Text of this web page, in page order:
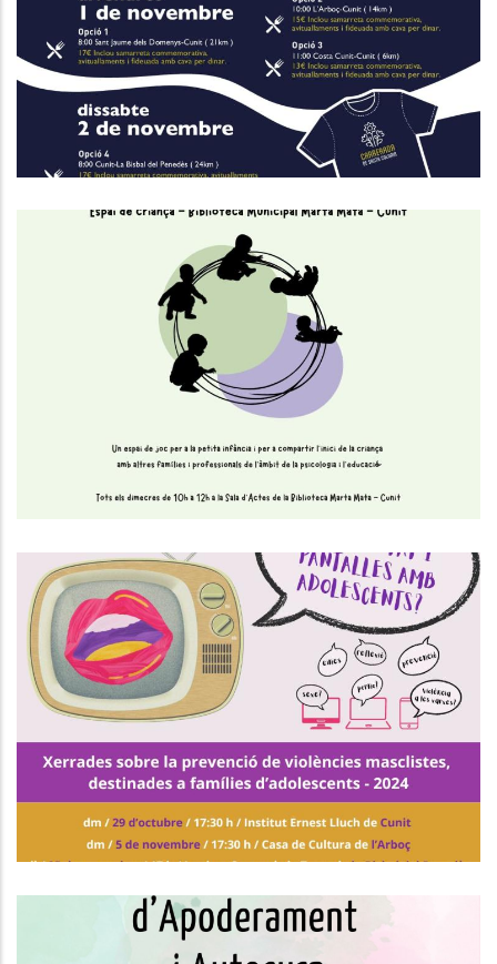
Santa Coloma
Turisme
S'obre El Nou Espai De Criança A
La Biblioteca Marta Mata De Cunit
S. socials
Xerrades De Prevenció De
Violències Masclistes Per A
Famílies D'adolescents
Joventut